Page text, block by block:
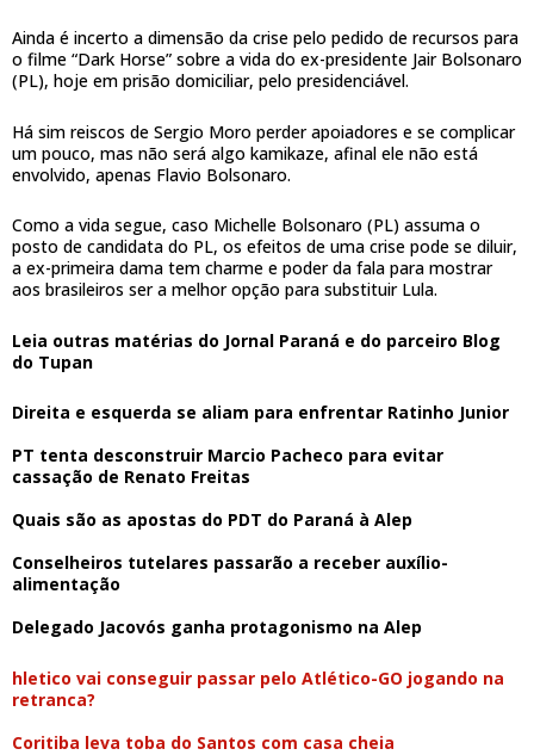
Ainda é incerto a dimensão da crise pelo pedido de recursos para
o filme “Dark Horse” sobre a vida do ex-presidente Jair Bolsonaro
(PL), hoje em prisão domiciliar, pelo presidenciável.
Há sim reiscos de Sergio Moro perder apoiadores e se complicar
um pouco, mas não será algo kamikaze, afinal ele não está
envolvido, apenas Flavio Bolsonaro.
Como a vida segue, caso Michelle Bolsonaro (PL) assuma o
posto de candidata do PL, os efeitos de uma crise pode se diluir,
a ex-primeira dama tem charme e poder da fala para mostrar
aos brasileiros ser a melhor opção para substituir Lula.
Leia outras matérias do Jornal Paraná e do parceiro Blog
do Tupan
Direita e esquerda se aliam para enfrentar Ratinho Junior
PT tenta desconstruir Marcio Pacheco para evitar
cassação de Renato Freitas
Quais são as apostas do PDT do Paraná à Alep
Conselheiros tutelares passarão a receber auxílio-
alimentação
Delegado Jacovós ganha protagonismo na Alep
hletico vai conseguir passar pelo Atlético-GO jogando na
retranca?
Coritiba leva toba do Santos com casa cheia